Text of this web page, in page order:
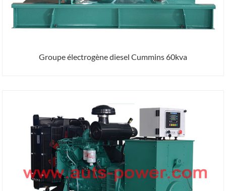
Groupe électrogène diesel Cummins 60kva